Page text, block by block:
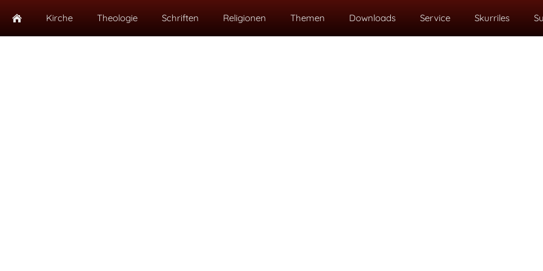
Kirche Theologie Schriften Religionen Themen Downloads Service Skurriles